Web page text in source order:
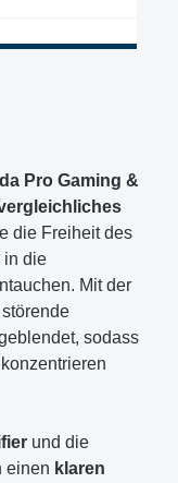
Pro Gaming &
die Freiheit des
in die
Mit der
sodass
und die
einen klaren